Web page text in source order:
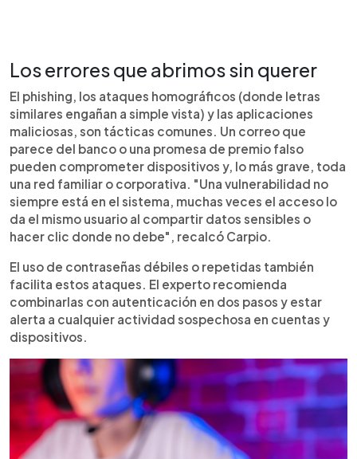
Los errores que abrimos sin querer
El phishing, los ataques homográficos (donde letras
similares engañan a simple vista) y las aplicaciones
maliciosas, son tácticas comunes. Un correo que
parece del banco o una promesa de premio falso
pueden comprometer dispositivos y, lo más grave, toda
una red familiar o corporativa. "Una vulnerabilidad no
siempre está en el sistema, muchas veces el acceso lo
da el mismo usuario al compartir datos sensibles o
hacer clic donde no debe", recalcó Carpio.
El uso de contraseñas débiles o repetidas también
facilita estos ataques. El experto recomienda
combinarlas con autenticación en dos pasos y estar
alerta a cualquier actividad sospechosa en cuentas y
dispositivos.